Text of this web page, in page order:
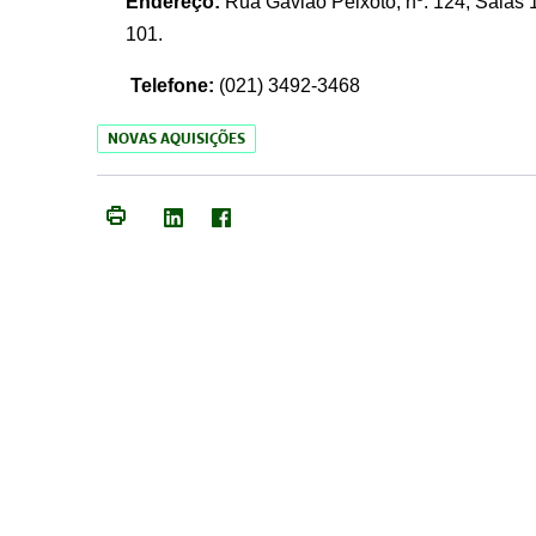
101.
Telefone: (021) 3492-3468
NOVAS AQUISIÇÕES